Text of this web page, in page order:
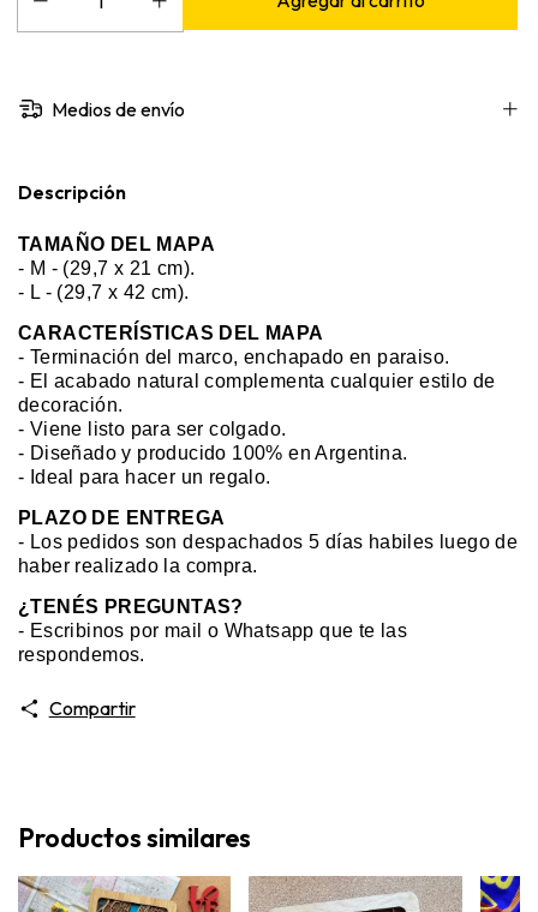
Medios de envío
Descripción
TAMAÑO DEL MAPA
- M - (29,7 x 21 cm).
- L - (29,7 x 42 cm).
CARACTERÍSTICAS DEL MAPA
- Terminación del marco, enchapado en paraiso.
- El acabado natural complementa cualquier estilo de
decoración.
- Viene listo para ser colgado.
- Diseñado y producido 100% en Argentina.
- Ideal para hacer un regalo.
PLAZO DE ENTREGA
- Los pedidos son despachados 5 días habiles luego de
haber realizado la compra.
¿TENÉS PREGUNTAS?
- Escribinos por mail o Whatsapp que te las
respondemos.
Compartir
Productos similares